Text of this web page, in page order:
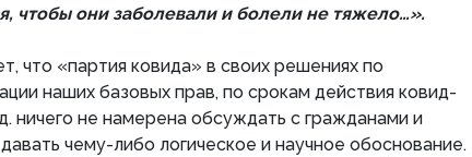
чтобы они заболевали и болели не тяжело…».
что «партия ковида» в своих решениях по
наших базовых прав, по срокам действия ковид-
ничего не намерена обсуждать с гражданами и
чему-либо логическое и научное обоснование.